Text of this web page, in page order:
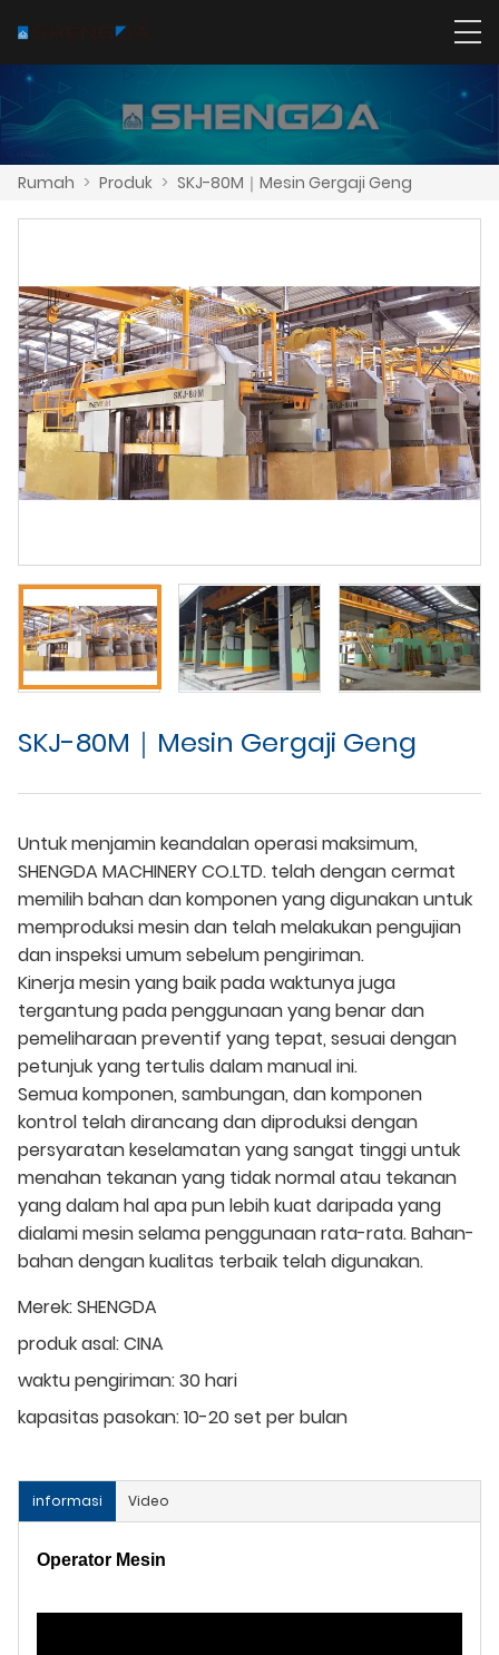
Rumah > Produk > SKJ-80M｜Mesin Gergaji Geng
SKJ-80M｜Mesin Gergaji Geng
Untuk menjamin keandalan operasi maksimum,
SHENGDA MACHINERY CO.LTD. telah dengan cermat
memilih bahan dan komponen yang digunakan untuk
memproduksi mesin dan telah melakukan pengujian
dan inspeksi umum sebelum pengiriman.
Kinerja mesin yang baik pada waktunya juga
tergantung pada penggunaan yang benar dan
pemeliharaan preventif yang tepat, sesuai dengan
petunjuk yang tertulis dalam manual ini.
Semua komponen, sambungan, dan komponen
kontrol telah dirancang dan diproduksi dengan
persyaratan keselamatan yang sangat tinggi untuk
menahan tekanan yang tidak normal atau tekanan
yang dalam hal apa pun lebih kuat daripada yang
dialami mesin selama penggunaan rata-rata. Bahan-
bahan dengan kualitas terbaik telah digunakan.
Merek:SHENGDA
produk asal:CINA
waktu pengiriman:30 hari
kapasitas pasokan:10-20 set per bulan
informasi Video
Operator Mesin